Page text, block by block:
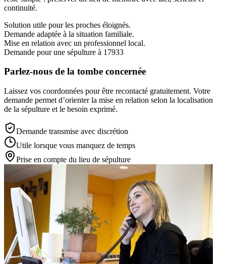
continuité.
Solution utile pour les proches éloignés.
Demande adaptée à la situation familiale.
Mise en relation avec un professionnel local.
Demande pour une sépulture à 17933
Parlez-nous de la tombe concernée
Laissez vos coordonnées pour être recontacté gratuitement. Votre
demande permet d’orienter la mise en relation selon la localisation
de la sépulture et le besoin exprimé.
Demande transmise avec discrétion
Utile lorsque vous manquez de temps
Prise en compte du lieu de sépulture